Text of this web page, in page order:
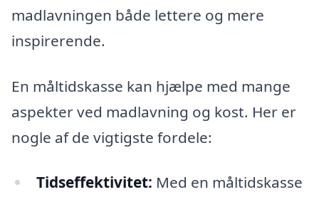
madlavningen både lettere og mere
inspirerende.
En måltidskasse kan hjælpe med mange
aspekter ved madlavning og kost. Her er
nogle af de vigtigste fordele:
Tidseffektivitet: Med en måltidskasse